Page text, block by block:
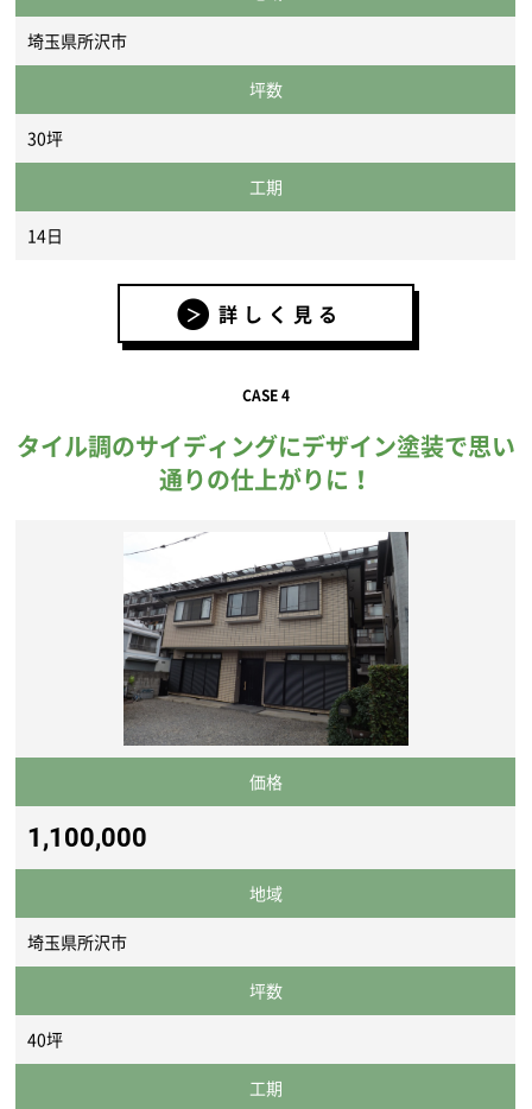
埼玉県所沢市
坪数
30坪
工期
14日
詳しく見る
CASE 4
タイル調のサイディングにデザイン塗装で思い
通りの仕上がりに！
価格
1,100,000
地域
埼玉県所沢市
坪数
40坪
工期